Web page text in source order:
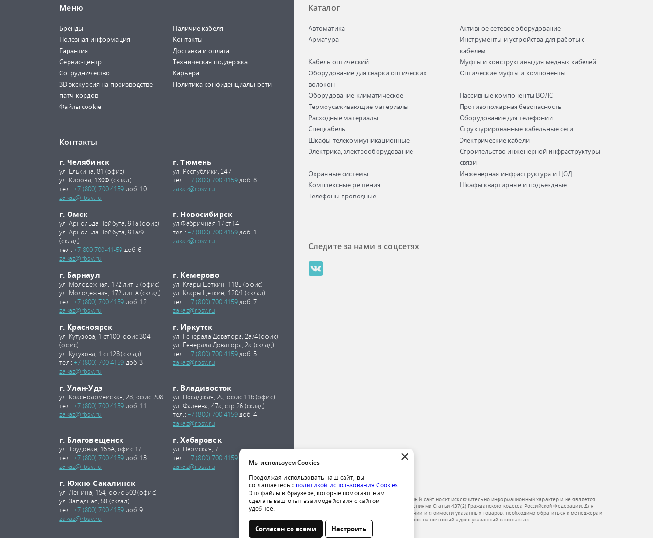
Меню
Бренды
Наличие кабеля
Полезная информация
Контакты
Гарантия
Доставка и оплата
Сервис-центр
Техническая поддержка
Сотрудничество
Карьера
3D экскурсия на производстве
патч-кордов
Политика конфиденциальности
Файлы cookie
Контакты
г. Челябинск
ул. Елькина, 81 (офис)
ул. Кирова, 130Ф (склад)
тел.:+7 (800) 700 4159 доб. 10
zakaz@rbsv.ru
г. Тюмень
ул. Республики, 247
тел.: +7 (800) 700 4159доб. 8
zakaz@rbsv.ru
г. Омск
ул. Арнольда Нейбута, 91а (офис)
ул. Арнольда Нейбута, 91а/9
(склад)
тел.:+7 800 700-41-59 доб. 6
zakaz@rbsv.ru
г. Новосибирск
ул.Фабричная 17 ст14
тел.: +7 (800) 700 4159доб. 1
zakaz@rbsv.ru
г. Барнаул
ул. Молодежная, 172 лит Б (офис)
ул. Молодежная, 172 лит А (склад)
тел.:+7 (800) 700 4159 доб. 12
zakaz@rbsv.ru
г. Кемерово
ул. Клары Цеткин, 118Б (офис)
ул. Клары Цеткин, 120/1 (склад)
тел.: +7 (800) 700 4159доб. 7
zakaz@rbsv.ru
г. Красноярск
ул. Кутузова, 1 ст100, офис 304
(офис)
ул. Кутузова, 1 ст128 (склад)
тел.:+7 (800) 700 4159 доб. 3
zakaz@rbsv.ru
г. Иркутск
ул. Генерала Доватора, 2а/4 (офис)
ул. Генерала Доватора, 2а (склад)
тел.: +7 (800) 700 4159доб. 5
zakaz@rbsv.ru
г. Улан-Удэ
ул. Красноармейская, 28, офис 208
тел.:+7 (800) 700 4159 доб. 11
zakaz@rbsv.ru
г. Владивосток
ул. Посадская, 20, офис 11б (офис)
ул. Фадеева, 47а, стр.26 (склад)
тел.: +7 (800) 700 4159доб. 4
zakaz@rbsv.ru
г. Благовещенск
ул. Трудовая, 165А, офис 17
тел.:+7 (800) 700 4159 доб. 13
zakaz@rbsv.ru
г. Хабаровск
ул. Пермская, 7
тел.: +7 (800) 700 4159
zakaz@rbsv.ru
г. Южно-Сахалинск
ул. Ленина, 154, офис 503 (офис)
ул. Западная, 58 (склад)
тел.:+7 (800) 700 4159 доб. 9
zakaz@rbsv.ru
Каталог
Автоматика
Активное сетевое оборудование
Арматура
Инструменты и устройства для работы с
кабелем
Кабель оптический
Муфты и конструктивы для медных кабелей
Оборудование для сварки оптических
волокон
Оптические муфты и компоненты
Оборудование климатическое
Пассивные компоненты ВОЛС
Термоусаживающие материалы
Противопожарная безопасность
Расходные материалы
Оборудование для телефонии
Спецкабель
Структурированные кабельные сети
Шкафы телекоммуникационные
Электрические кабели
Электрика, электрооборудование
Строительство инженерной инфраструктуры
связи
Охранные системы
Инженерная инфраструктура и ЦОД
Комплексные решения
Шкафы квартирные и подъездные
Телефоны проводные
Следите за нами в соцсетях
Обращаем ваше внимание на то, что данный сайт носит исключительно информационный характер и не является
публичной офертой, определяемой положениями Статьи 437(2) Гражданского кодекса Российской Федерации. Для
получения подробной информации о наличии и стоимости указанных товаров, необходимо обратиться к менеджерам
компании по телефону или отправить запрос на почтовый адрес указанный в контактах.
×
Мы используем Cookies
Продолжая использовать наш сайт, вы
соглашаетесь с политикой использования Cookies.
Это файлы в браузере, которые помогают нам
сделать ваш опыт взаимодействия с сайтом
удобнее.
Согласен со всеми Настроить